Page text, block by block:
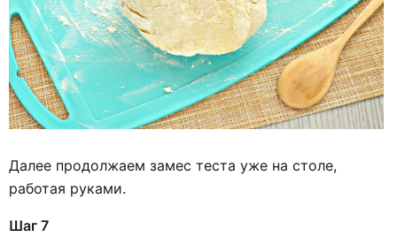
Далее продолжаем замес теста уже на столе,
работая руками.
Шаг 7